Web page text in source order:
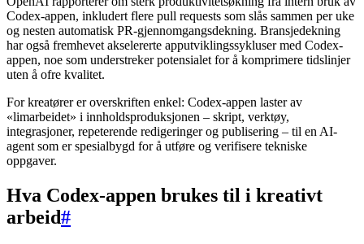
Codex-appen, inkludert flere pull requests som slås sammen per uke
og nesten automatisk PR-gjennomgangsdekning. Bransjedekning
har også fremhevet akselererte apputviklingssykluser med Codex-
appen, noe som understreker potensialet for å komprimere tidslinjer
uten å ofre kvalitet.
For kreatører er overskriften enkel: Codex-appen laster av
«limarbeidet» i innholdsproduksjonen – skript, verktøy,
integrasjoner, repeterende redigeringer og publisering – til en AI-
agent som er spesialbygd for å utføre og verifisere tekniske
oppgaver.
Hva Codex-appen brukes til i kreativt
arbeid#